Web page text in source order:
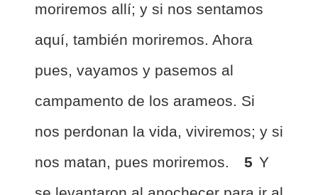
moriremos allí; y si nos sentamos
aquí, también moriremos. Ahora
pues, vayamos y pasemos al
campamento de los arameos. Si
nos perdonan la vida, viviremos; y si
nos matan, pues moriremos.
5 Y